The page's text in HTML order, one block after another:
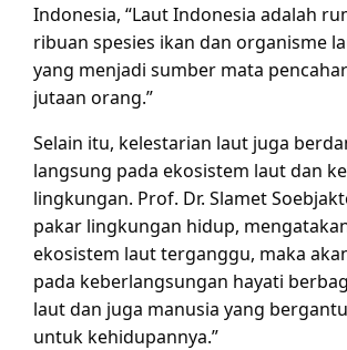
Indonesia, “Laut Indonesia adalah
ribuan spesies ikan dan organisme
yang menjadi sumber mata
jutaan orang.”
Selain itu, kelestarian laut juga
langsung pada ekosistem laut dan
lingkungan. Prof. Dr. Slamet
pakar lingkungan hidup,
ekosistem laut terganggu, maka
pada keberlangsungan hayati
laut dan juga manusia yang
untuk kehidupannya.”